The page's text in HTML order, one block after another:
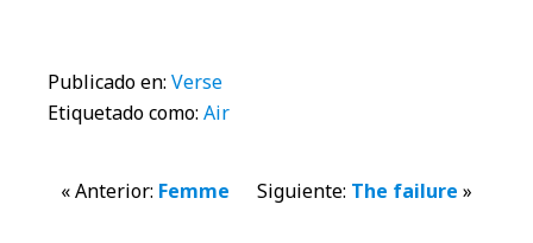
Publicado en: Verse
Etiquetado como: Air
Interacciones
« Anterior: Femme Siguiente: The failure »